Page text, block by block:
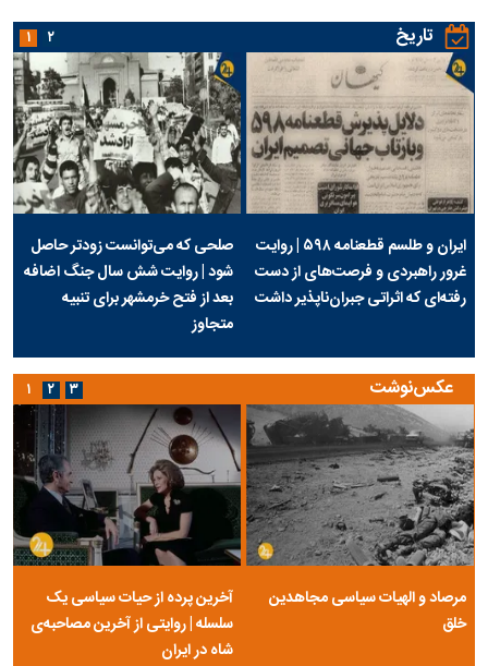
تاریخ
ایران و طلسم قطعنامه ۵۹۸ | روایت
غرور راهبردی و فرصت‌های از دست
رفته‌ای که اثراتی جبران‌ناپذیر داشت
صلحی که می‌توانست زودتر حاصل
شود | روایت شش سال جنگ اضافه
بعد از فتح خرمشهر برای تنبیه
متجاوز
۱ ۲
عکس‌نوشت
مرصاد و الهیات سیاسی مجاهدین
خلق
آخرین پرده از حیات سیاسی یک
سلسله | روایتی از آخرین مصاحبه‌ی
شاه در ایران
۱ ۲ ۳